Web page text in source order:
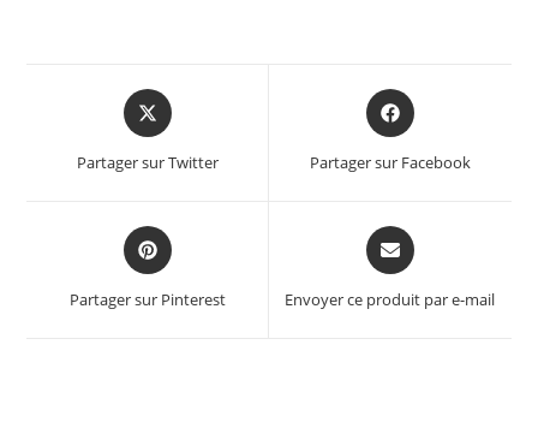
Partager sur Twitter Partager sur Facebook
Partager sur Pinterest Envoyer ce produit par e-mail